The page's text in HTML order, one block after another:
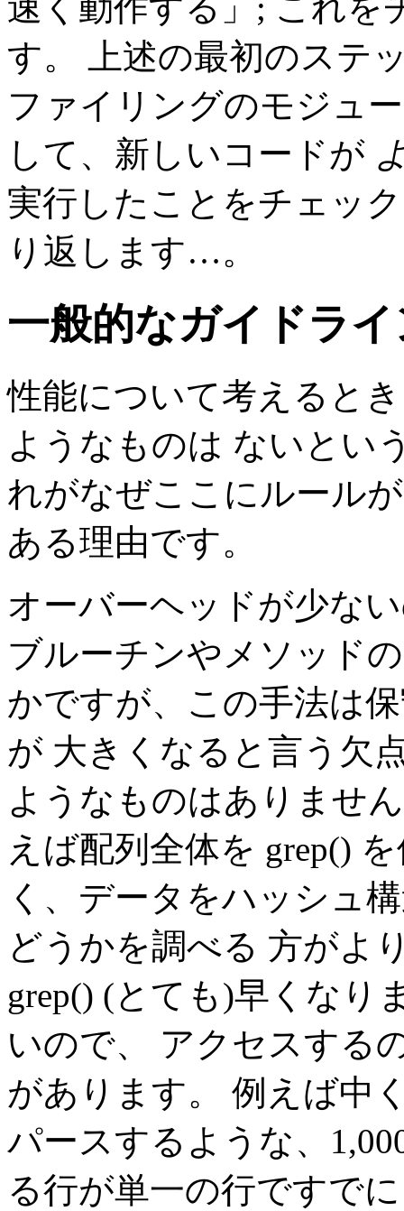
す。 上述の最初のステ
ファイリングのモジュ
して、新しいコードが
実行したことをチェッ
り返します…。
一般的なガイドラ
性能について考えると
ようなものは ないとい
れがなぜここにルール
ある理由です。
オーバーヘッドが少な
ブルーチンやメソッド
かですが、この手法は
が 大きくなると言う欠
ようなものはありませ
えば配列全体を grep()
く、データをハッシュ
どうかを調べる 方がよ
grep() (とても)早くなり
いので、 アクセスする
があります。 例えば中
パースするような、
る行が単一の行ですで